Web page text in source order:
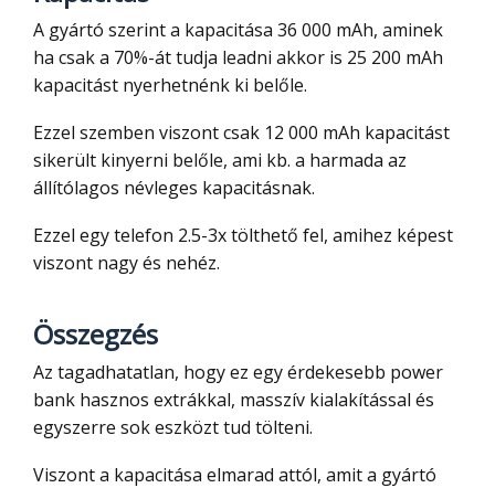
A gyártó szerint a kapacitása 36 000 mAh, aminek
ha csak a 70%-át tudja leadni akkor is 25 200 mAh
kapacitást nyerhetnénk ki belőle.
Ezzel szemben viszont csak 12 000 mAh kapacitást
sikerült kinyerni belőle, ami kb. a harmada az
állítólagos névleges kapacitásnak.
Ezzel egy telefon 2.5-3x tölthető fel, amihez képest
viszont nagy és nehéz.
Összegzés
Az tagadhatatlan, hogy ez egy érdekesebb power
bank hasznos extrákkal, masszív kialakítással és
egyszerre sok eszközt tud tölteni.
Viszont a kapacitása elmarad attól, amit a gyártó